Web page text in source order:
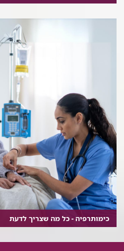
כימותרפיה - כל מה שצריך לדעת